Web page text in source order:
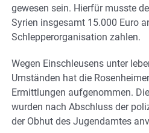
gewesen sein. Hierfür musste
Syrien insgesamt 15.000 Euro
Schlepperorganisation zahlen.
Wegen Einschleusens unter
Umständen hat die
Ermittlungen aufgenommen.
wurden nach Abschluss der
der Obhut des Jugendamtes